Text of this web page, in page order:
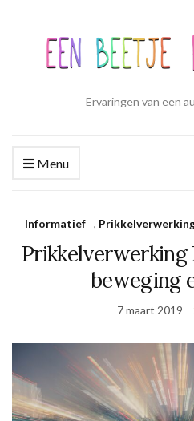
Ervaringen van een
Menu
Informatief ,
Prikkelverwerking
beweging
7 maart 2019